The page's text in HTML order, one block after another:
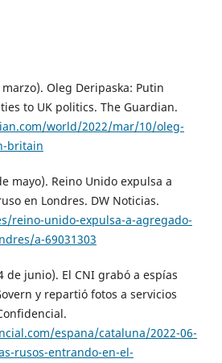
marzo). Oleg Deripaska: Putin
to UK politics. The Guardian.
world/2022/mar/10/oleg-
britain
mayo). Reino Unido expulsa a
en Londres. DW Noticias.
reino-unido-expulsa-a-agregado-
a-69031303
de junio). El CNI grabó a espías
y repartió fotos a servicios
espana/cataluna/2022-06-
rusos-entrando-en-el-